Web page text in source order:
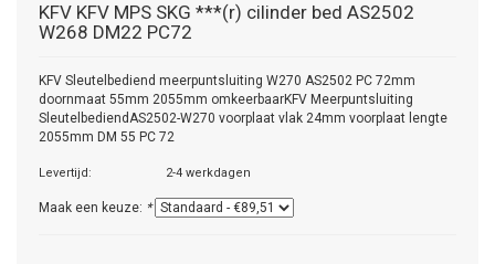
KFV KFV MPS SKG ***(r) cilinder bed AS2502
W268 DM22 PC72
KFV Sleutelbediend meerpuntsluiting W270 AS2502 PC 72mm
doornmaat 55mm 2055mm omkeerbaarKFV Meerpuntsluiting
SleutelbediendAS2502-W270 voorplaat vlak 24mm voorplaat lengte
2055mm DM 55 PC 72
Levertijd: 2-4 werkdagen
Maak een keuze: *